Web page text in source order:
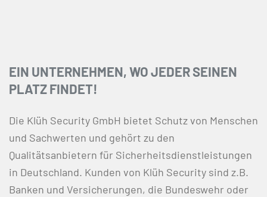
EIN UNTERNEHMEN, WO JEDER SEINEN
PLATZ FINDET!
Die Klüh Security GmbH bietet Schutz von Menschen
und Sachwerten und gehört zu den
Qualitätsanbietern für Sicherheitsdienstleistungen
in Deutschland. Kunden von Klüh Security sind z.B.
Banken und Versicherungen, die Bundeswehr oder